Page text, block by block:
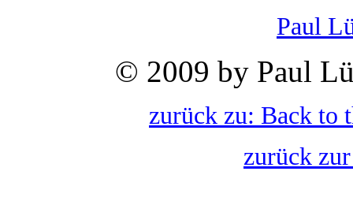
Paul
© 2009 by Paul
zurück zu: Back to
zurück